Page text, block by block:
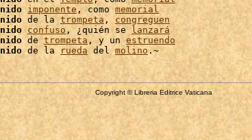
imponente, como memorial
de la trompeta , congreguen
confuso , ¿quién se lanzará
de trompeta , y un estruendo
de la rueda del molino
Copyright © Libreria Editrice Vaticana